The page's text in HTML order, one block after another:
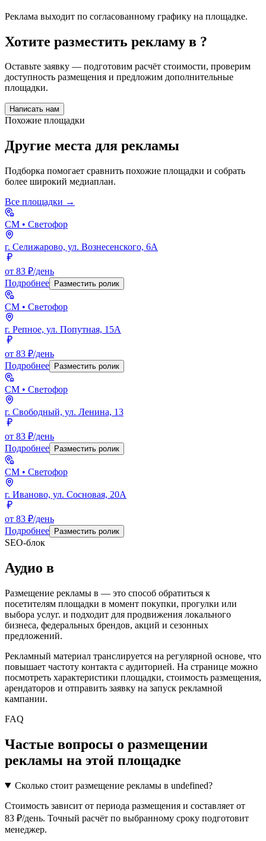
Реклама выходит по согласованному графику на площадке.
Хотите разместить рекламу в ?
Оставьте заявку — подготовим расчёт стоимости, проверим
доступность размещения и предложим дополнительные
площадки.
Написать нам
Похожие площадки
Другие места для рекламы
Подборка помогает сравнить похожие площадки и собрать
более широкий медиаплан.
Все площадки →
СМ • Светофор
г. Селижарово, ул. Вознесенского, 6А
от 83 ₽/день
Подробнее
Разместить ролик
СМ • Светофор
г. Репное, ул. Попутная, 15А
от 83 ₽/день
Подробнее
Разместить ролик
СМ • Светофор
г. Свободный, ул. Ленина, 13
от 83 ₽/день
Подробнее
Разместить ролик
СМ • Светофор
г. Иваново, ул. Сосновая, 20А
от 83 ₽/день
Подробнее
Разместить ролик
SEO-блок
Аудио в
Размещение рекламы в — это способ обратиться к
посетителям площадки в момент покупки, прогулки или
выбора услуг. и подходит для продвижения локального
бизнеса, федеральных брендов, акций и сезонных
предложений.
Рекламный материал транслируется на регулярной основе, что
повышает частоту контакта с аудиторией. На странице можно
посмотреть характеристики площадки, стоимость размещения,
арендаторов и отправить заявку на запуск рекламной
кампании.
FAQ
Частые вопросы о размещении
рекламы на этой площадке
Сколько стоит размещение рекламы в undefined?
Стоимость зависит от периода размещения и составляет от
83 ₽/день. Точный расчёт по выбранному сроку подготовит
менеджер.